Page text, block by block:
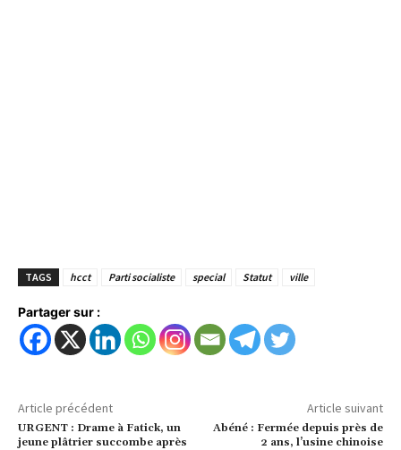
TAGS hcct Parti socialiste special Statut ville
Partager sur :
Article précédent
URGENT : Drame à Fatick, un
jeune plâtrier succombe après
Article suivant
Abéné : Fermée depuis près de
2 ans, l’usine chinoise